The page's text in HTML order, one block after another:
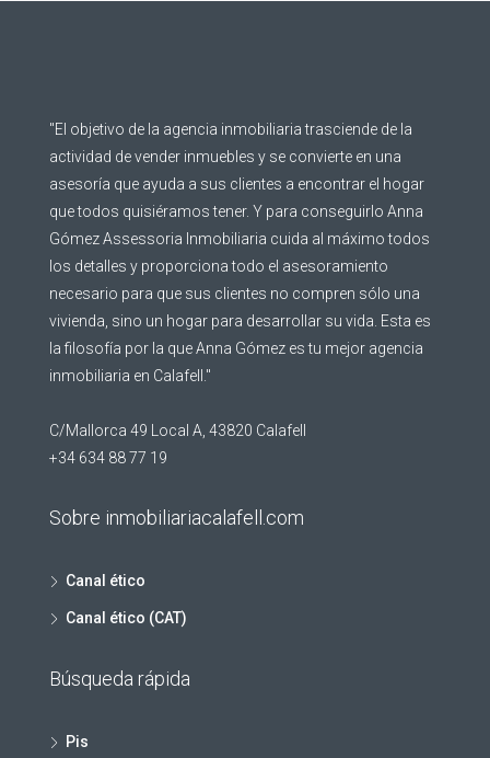
"El objetivo de la agencia inmobiliaria trasciende de la
actividad de vender inmuebles y se convierte en una
asesoría que ayuda a sus clientes a encontrar el hogar
que todos quisiéramos tener. Y para conseguirlo Anna
Gómez Assessoria Inmobiliaria cuida al máximo todos
los detalles y proporciona todo el asesoramiento
necesario para que sus clientes no compren sólo una
vivienda, sino un hogar para desarrollar su vida. Esta es
la filosofía por la que Anna Gómez es tu mejor agencia
inmobiliaria en Calafell."
C/Mallorca 49 Local A, 43820 Calafell
+34 634 88 77 19
Sobre inmobiliariacalafell.com
Canal ético
Canal ético (CAT)
Búsqueda rápida
Pis